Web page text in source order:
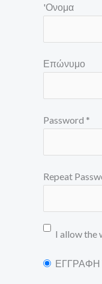
'Ονομα
Επώνυμο
Password *
Repeat
I allow the
ΕΓΓΡΑΦΗ